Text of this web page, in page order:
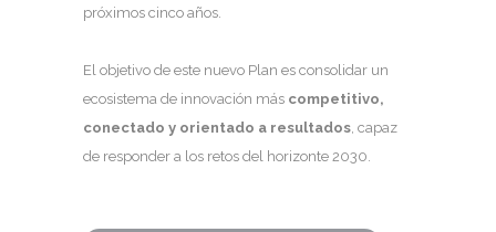
próximos cinco años.
El objetivo de este nuevo Plan es consolidar un
ecosistema de innovación más competitivo,
conectado y orientado a resultados , capaz
de responder a los retos del horizonte 2030.